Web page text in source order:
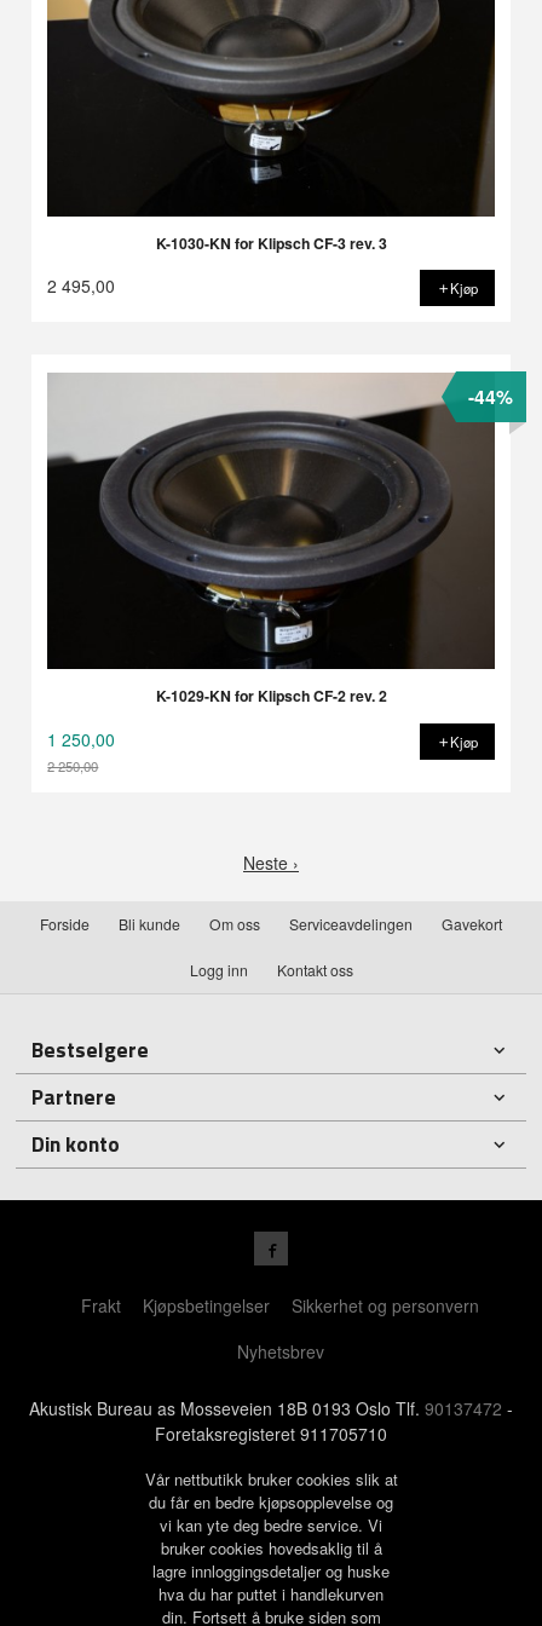
K-1030-KN for Klipsch CF-3 rev. 3
2 495,00 Kjøp
K-1029-KN for Klipsch CF-2 rev. 2
1 250,00
2 250,00
-44%
Kjøp
Neste ›
Forside Bli kunde Om oss Serviceavdelingen Gavekort
Logg inn Kontakt oss
Bestselgere
Partnere
Din konto
Frakt Kjøpsbetingelser
Sikkerhet og personvern
Nyhetsbrev
Akustisk Bureau as Mosseveien 18B 0193 Oslo Tlf. 90137472 -
Foretaksregisteret 911705710
Vår nettbutikk bruker cookies slik at
du får en bedre kjøpsopplevelse og
vi kan yte deg bedre service. Vi
bruker cookies hovedsaklig til å
lagre innloggingsdetaljer og huske
hva du har puttet i handlekurven
din. Fortsett å bruke siden som